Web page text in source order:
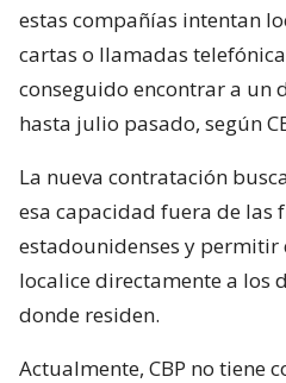
estas compañías intentan
cartas o llamadas
conseguido encontrar a un
hasta julio pasado, según
La nueva contratación
esa capacidad fuera de las
estadounidenses y permitir
localice directamente a los
donde residen.
Actualmente, CBP no tiene